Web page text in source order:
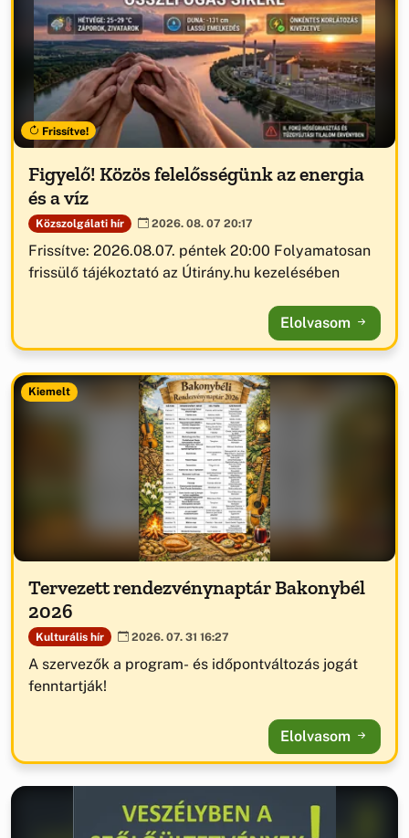
Frissítve!
Figyelő! Közös felelősségünk az energia
és a víz
Közszolgálati hír 2026. 08. 07 20:17
Frissítve: 2026.08.07. péntek 20:00 Folyamatosan
frissülő tájékoztató az Útirány.hu kezelésében
Elolvasom
Kiemelt
Tervezett rendezvénynaptár Bakonybél
2026
Kulturális hír 2026. 07. 31 16:27
A szervezők a program- és időpontváltozás jogát
fenntartják!
Elolvasom